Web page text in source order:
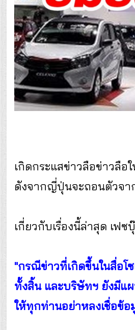
เกิดกระแสข่าวลือข่าวลือ
ดังจากญี่ปุ่นจะถอนตัวจา
เกี่ยวกับเรื่องนี้ล่าสุด เฟ
"กรณีข่าวที่เกิดขึ้นในสื่อโ
ทั้งสิ้น และบริษัทฯ ยังมีแ
ให้ทุกท่านอย่าหลงเชื่อข้อ